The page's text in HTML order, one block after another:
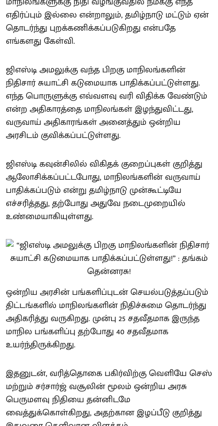
எதிர்ப்பும் இல்லை என்றாலும், தமிழ்நாடு மட்டும் ஏன்
தொடர்ந்து புறக்கணிக்கப்படுகிறது என்பதே
எங்களது கேள்வி.
ஜிஎஸ்டி அமலுக்கு வந்த பிறகு மாநிலங்களின்
நிதிசார் சுயாட்சி கடுமையாக பாதிக்கப்பட்டுள்ளது.
எந்த பொருளுக்கு எவ்வளவு வரி விதிக்க வேண்டும்
என்ற அதிகாரத்தை மாநிலங்கள் இழந்துவிட்டது,
வருவாய் அதிகாரங்கள் அனைத்தும் ஒன்றிய
அரசிடம் குவிக்கப்பட்டுள்ளது.
ஜிஎஸ்டி கவுன்சிலில் விகிதக் குறைப்புகள் குறித்து
ஆலோசிக்கப்பட்டபோது, மாநிலங்களின் வருவாய்
பாதிக்கப்படும் என்று தமிழ்நாடு முன்கூட்டியே
எச்சரித்தது, தற்போது அதுவே நடைமுறையில்
உண்மையாகியுள்ளது.
ஒன்றிய அரசின் பங்களிப்புடன் செயல்படுத்தப்படும்
திட்டங்களில் மாநிலங்களின் நிதிச்சுமை தொடர்ந்து
அதிகரித்து வருகிறது. முன்பு 25 சதவீதமாக இருந்த
மாநில பங்களிப்பு தற்போது 40 சதவீதமாக
உயர்ந்திருக்கிறது.
இதனுடன், வரித்தொகை பகிர்விற்கு வெளியே செஸ்
மற்றும் சர்சார்ஜ் வசூலின் மூலம் ஒன்றிய அரசு
பெருமளவு நிதியை தன்னிடமே
வைத்துக்கொள்கிறது, அதற்கான இழப்பீடு குறித்து